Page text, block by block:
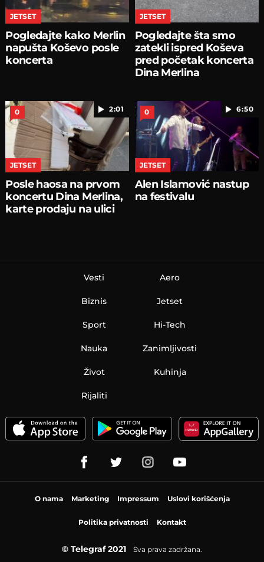
JETSET
Pogledajte kako Merlin
napušta Koševo posle
koncerta
JETSET
Pogledajte šta smo
zatekli ispred Koševa
pred početak koncerta
Dina Merlina
2:01
0
JETSET
Posle haosa na prvom
koncertu Dina Merlina,
karte prodaju na ulici
6:50
0
JETSET
Alen Islamović nastup
na festivalu
Vesti
Biznis
Sport
Nauka
Aero
Jetset
Hi-Tech
Zanimljivosti
Život Kuhinja
Rijaliti
O nama Marketing Impressum Uslovi korišćenja
Politika privatnosti Kontakt
© Telegraf 2021 Sva prava zadržana.